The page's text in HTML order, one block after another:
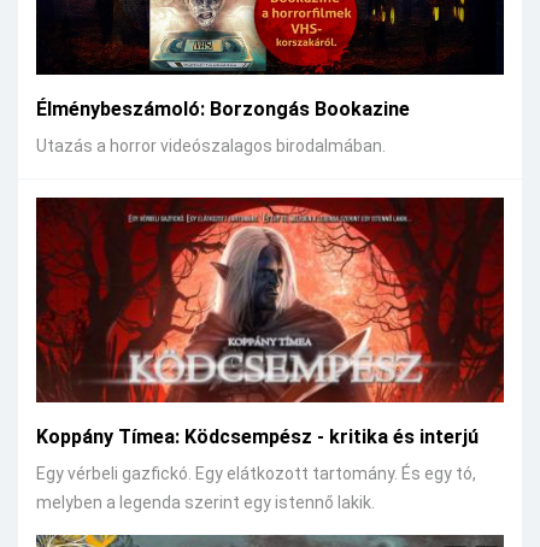
Élménybeszámoló: Borzongás Bookazine
Utazás a horror videószalagos birodalmában.
Koppány Tímea: Ködcsempész - kritika és interjú
Egy vérbeli gazfickó. Egy elátkozott tartomány. És egy tó,
melyben a legenda szerint egy istennő lakik.